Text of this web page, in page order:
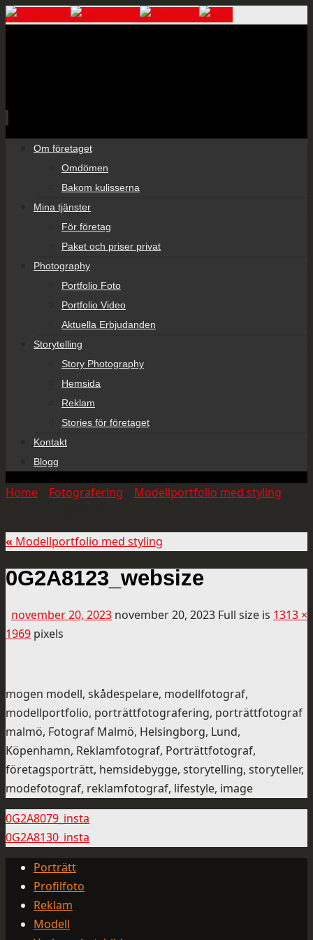
Om företaget
Omdömen
Bakom kulisserna
Mina tjänster
För företag
Paket och priser privat
Photography
Portfolio Foto
Portfolio Video
Aktuella Erbjudanden
Storytelling
Story Photography
Hemsida
Reklam
Stories för företaget
Kontakt
Blogg
Home Fotografering Modellportfolio med styling
« Modellportfolio med styling
0G2A8123_websize
november 20, 2023 november 20, 2023 Full size is 1313 ×
1969 pixels
mogen modell, skådespelare, modellfotograf,
modellportfolio, porträttfotografering, porträttfotograf
malmö, Fotograf Malmö, Helsingborg, Lund,
Köpenhamn, Reklamfotograf, Porträttfotograf,
företagsporträtt, hemsidebygge, storytelling, storyteller,
modefotograf, reklamfotograf, lifestyle, image
0G2A8079_insta
0G2A8130_insta
Porträtt
Profilfoto
Reklam
Modell